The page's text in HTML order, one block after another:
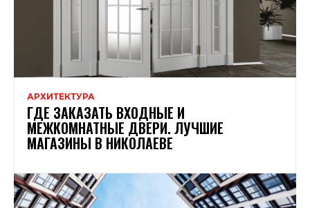
АРХИТЕКТУРА
ГДЕ ЗАКАЗАТЬ ВХОДНЫЕ И
МЕЖКОМНАТНЫЕ ДВЕРИ. ЛУЧШИЕ
МАГАЗИНЫ В НИКОЛАЕВЕ